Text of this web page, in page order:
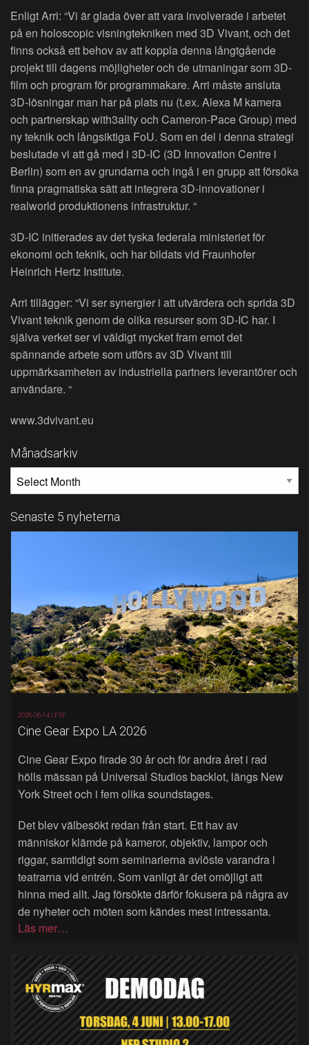
Enligt Arri: “Vi är glada över att vara involverade i arbetet
på en holoscopic visningtekniken med 3D Vivant, och det
finns också ett behov av att koppla denna långtgående
projekt till dagens möjligheter och de utmaningar som 3D-
film och program för programmakare. Arri måste ansluta
3D-lösningar man har på plats nu (t.ex. Alexa M kamera
och partnerskap with3ality och Cameron-Pace Group) med
ny teknik och långsiktiga FoU. Som en del i denna strategi
beslutade vi att gå med i 3D-IC (3D Innovation Centre i
Berlin) som en av grundarna och ingå i en grupp att försöka
finna pragmatiska sätt att integrera 3D-innovationer i
realworld produktionens infrastruktur. “
3D-IC initierades av det tyska federala ministeriet för
ekonomi och teknik, och har bildats vid Fraunhofer
Heinrich Hertz Institute.
Arri tillägger: “Vi ser synergier i att utvärdera och sprida 3D
Vivant teknik genom de olika resurser som 3D-IC har. I
själva verket ser vi väldigt mycket fram emot det
spännande arbete som utförs av 3D Vivant till
uppmärksamheten av industriella partners leverantörer och
användare. “
www.3dvivant.eu
Månadsarkiv
Senaste 5 nyheterna
2026-06-14 | FSF
Cine Gear Expo LA 2026
Cine Gear Expo firade 30 år och för andra året i rad
hölls mässan på Universal Studios backlot, längs New
York Street och i fem olika soundstages.
Det blev välbesökt redan från start. Ett hav av
människor klämde på kameror, objektiv, lampor och
riggar, samtidigt som seminarierna avlöste varandra i
teatrarna vid entrén. Som vanligt är det omöjligt att
hinna med allt. Jag försökte därför fokusera på några av
de nyheter och möten som kändes mest intressanta.
Läs mer…